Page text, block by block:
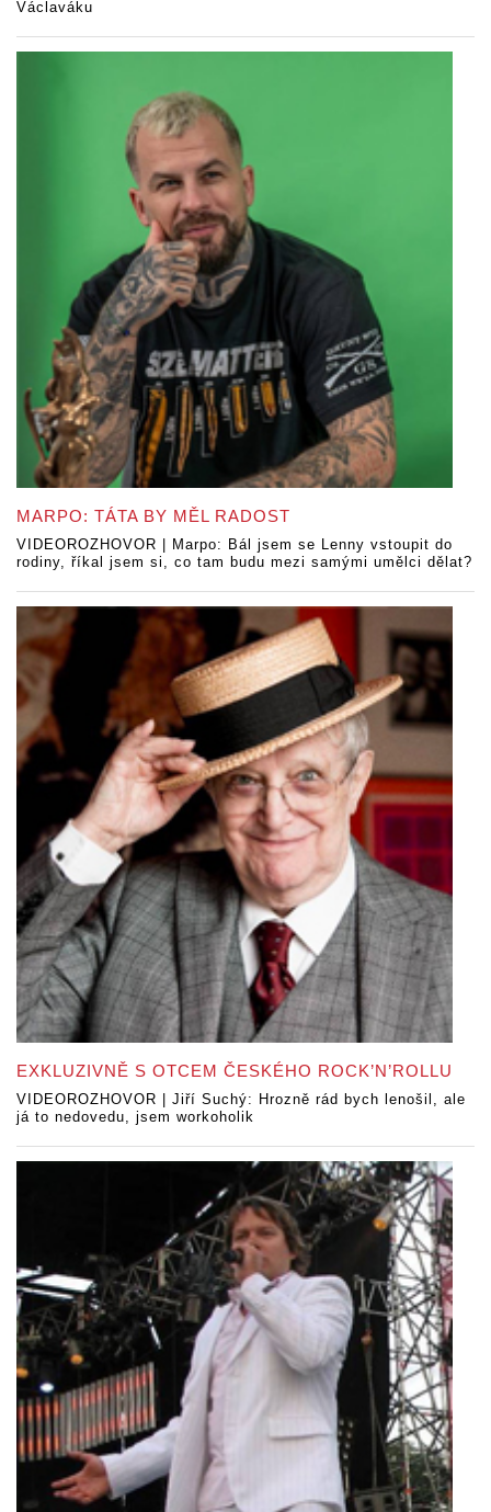
Václaváku
MARPO: TÁTA BY MĚL RADOST
VIDEOROZHOVOR | Marpo: Bál jsem se Lenny vstoupit do
rodiny, říkal jsem si, co tam budu mezi samými umělci dělat?
EXKLUZIVNĚ S OTCEM ČESKÉHO ROCK’N’ROLLU
VIDEOROZHOVOR | Jiří Suchý: Hrozně rád bych lenošil, ale
já to nedovedu, jsem workoholik